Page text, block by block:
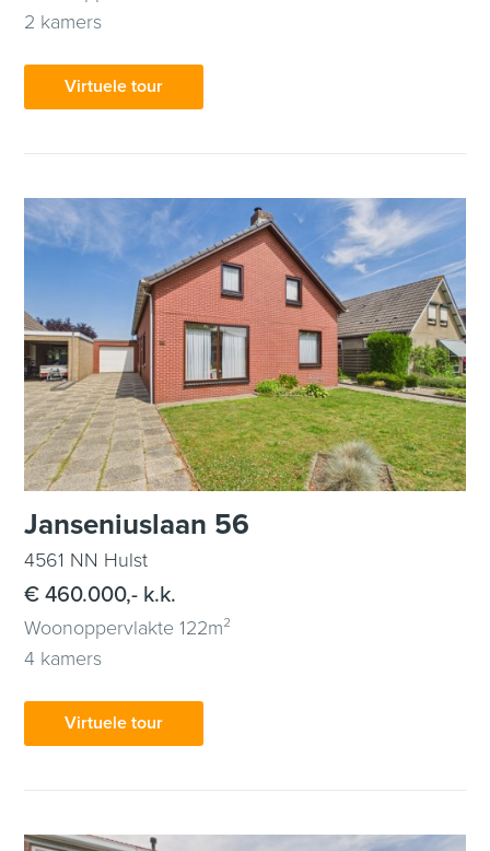
2 kamers
Virtuele tour
Janseniuslaan 56
4561 NN Hulst
€ 460.000,- k.k.
Woonoppervlakte 122m²
4 kamers
Virtuele tour